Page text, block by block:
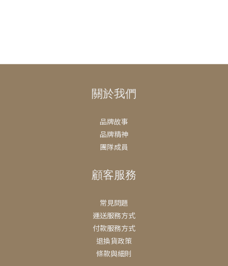
關於我們
品牌故事
品牌精神
團隊成員
顧客服務
常見問題
運送服務方式
付款服務方式
退換貨政策
條款與細則